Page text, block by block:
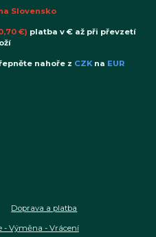
Slovensko
€) platba v € až při převzetí
nahoře z CZKna EUR
Doprava a platba
- Výměna - Vrácení